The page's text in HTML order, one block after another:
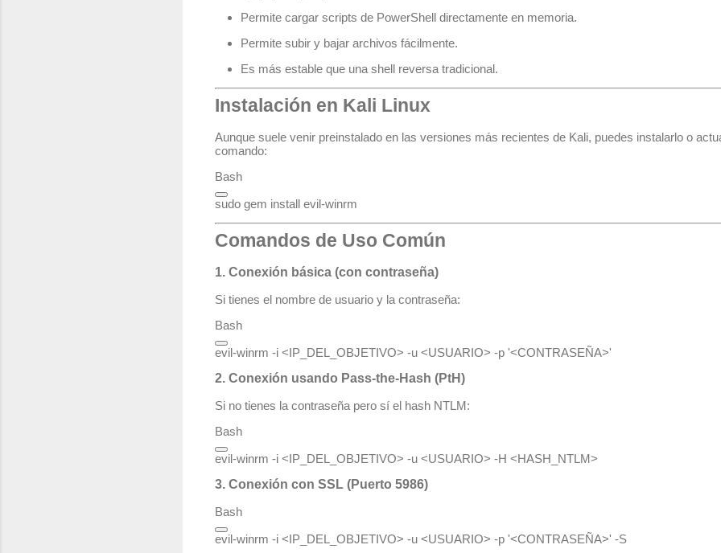
Permite cargar scripts de PowerShell directamente en memoria.
Permite subir y bajar archivos fácilmente.
Es más estable que una shell reversa tradicional.
Instalación en Kali Linux
Aunque suele venir preinstalado en las versiones más recientes de Kali, puedes instalarlo o
comando:
Bash
Comandos de Uso Común
1. Conexión básica (con contraseña)
Si tienes el nombre de usuario y la contraseña:
Bash
evil-winrm -i <IP_DEL_OBJETIVO> -u <USUARIO> -p '<CONTRASEÑA>'
2. Conexión usando Pass-the-Hash (PtH)
Si no tienes la contraseña pero sí el hash NTLM:
Bash
3. Conexión con SSL (Puerto 5986)
Bash
evil-winrm -i <IP_DEL_OBJETIVO> -u <USUARIO> -p '<CONTRASEÑA>'